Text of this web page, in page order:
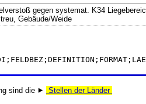
gegen systemat. K34
Gebäude/Weide
sind die ⯈
Stellen der Länder